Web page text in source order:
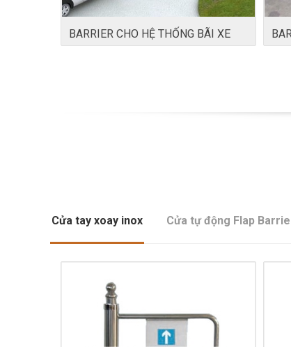
BARRIER CHO HỆ THỐNG BÃI XE
Cửa tay xoay inox Cửa tự động Flap